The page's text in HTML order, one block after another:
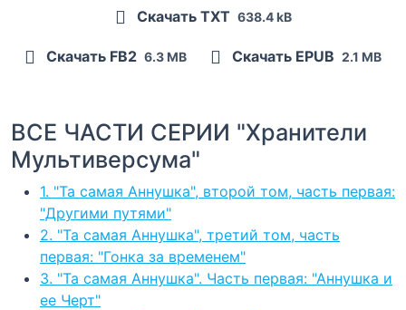
Скачать TXT 638.4 kB
Скачать FB2 6.3 MB Скачать EPUB 2.1 MB
ВСЕ ЧАСТИ СЕРИИ "Хранители
Мультиверсума"
1. "Та самая Аннушка", второй том, часть первая:
"Другими путями"
2. "Та самая Аннушка", третий том, часть
первая: "Гонка за временем"
3. "Та самая Аннушка". Часть первая: "Аннушка и
ее Черт"